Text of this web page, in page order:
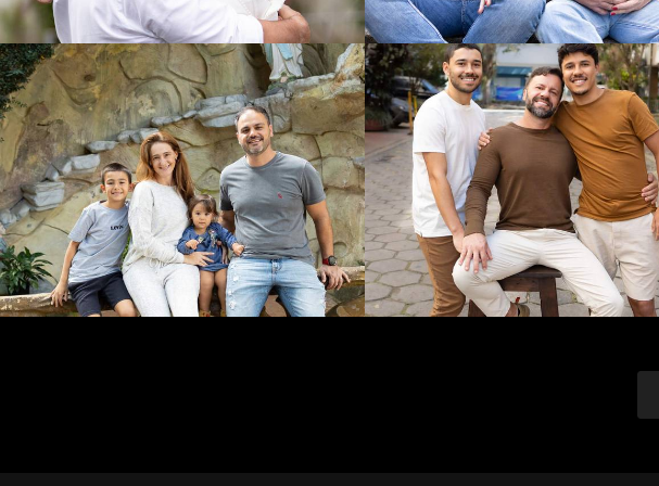
488 0 550 0